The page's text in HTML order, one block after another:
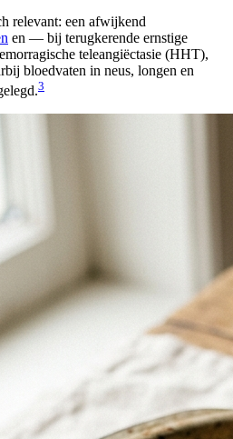
relevant: een afwijkend
en — bij terugkerende ernstige
teleangiëctasie (HHT),
bloedvaten in neus, longen en
3